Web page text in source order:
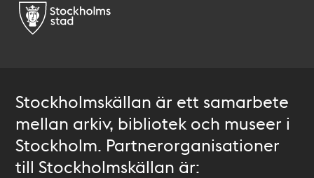
Stockholmskällan är ett samarbete
mellan arkiv, bibliotek och museer i
Stockholm. Partnerorganisationer
till Stockholmskällan är: